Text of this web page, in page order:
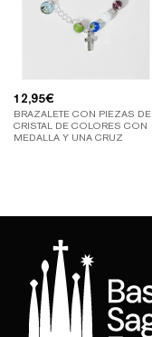
12,95€
BRAZALETE CON PIEZAS DE
CRISTAL DE COLORES CON
MEDALLA Y UNA CRUZ